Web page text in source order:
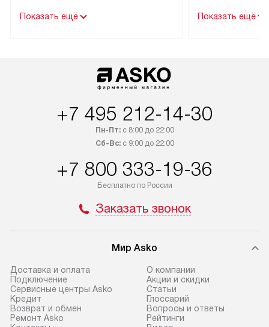
оплачивается дополнительно.
Возможна доставка товаров
Показать ещё Показать ещё
+7 495 212-14-30
Пн-Пт:с 8:00 до 22:00
Сб-Вс:с 9:00 до 22:00
+7 800 333-19-36
Бесплатно по России
Заказать звонок
Мир Asko
Доставка и оплата
Подключение
Сервисные центры Asko
Кредит
Возврат и обмен
Ремонт Asko
О компании
Акции и скидки
Статьи
Глоссарий
Вопросы и ответы
Рейтинги